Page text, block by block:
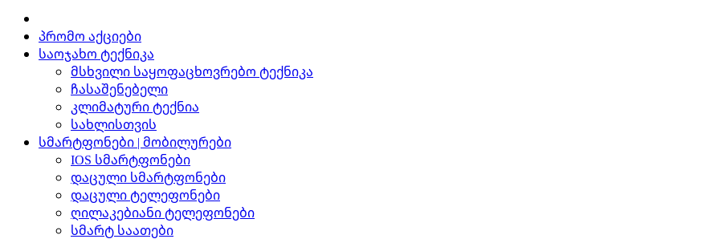
პრომო აქციები
საოჯახო ტექნიკა
მსხვილი საყოფაცხოვრებო ტექნიკა
ჩასაშენებელი
კლიმატური ტექნია
სახლისთვის
სმარტფონები | მობილურები
IOS სმარტფონები
დაცული სმარტფონები
დაცული ტელეფონები
ღილაკებიანი ტელეფონები
სმარტ საათები